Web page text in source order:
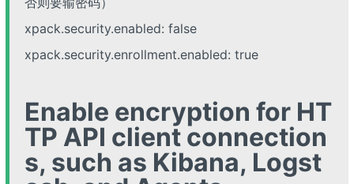
xpack.security.enabled: false
xpack.security.enrollment.enabled: true
Enable encryption for HT
TP API client connection
s, such as Kibana, Logst